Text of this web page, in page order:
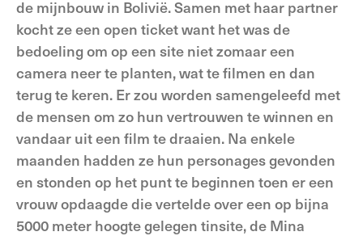
de mijnbouw in Bolivië. Samen met haar partner
kocht ze een open ticket want het was de
bedoeling om op een site niet zomaar een
camera neer te planten, wat te filmen en dan
terug te keren. Er zou worden samengeleefd met
de mensen om zo hun vertrouwen te winnen en
vandaar uit een film te draaien. Na enkele
maanden hadden ze hun personages gevonden
en stonden op het punt te beginnen toen er een
vrouw opdaagde die vertelde over een op bijna
5000 meter hoogte gelegen tinsite, de Mina